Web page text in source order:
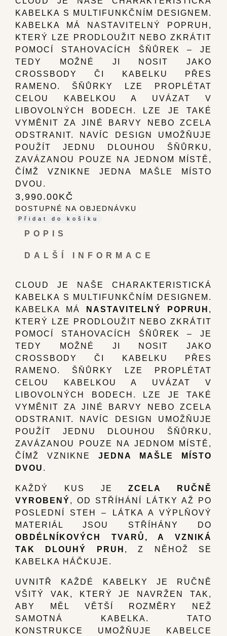
KABELKA S MULTIFUNKČNÍM DESIGNEM.
KABELKA MÁ NASTAVITELNÝ POPRUH,
KTERÝ LZE PRODLOUŽIT NEBO ZKRÁTIT
POMOCÍ STAHOVACÍCH ŠŇŮREK – JE
TEDY MOŽNÉ JI NOSIT JAKO
CROSSBODY ČI KABELKU PŘES
RAMENO. ŠŇŮRKY LZE PROPLÉTAT
CELOU KABELKOU A UVÁZAT V
LIBOVOLNÝCH BODECH. LZE JE TAKÉ
VYMĚNIT ZA JINÉ BARVY NEBO ZCELA
ODSTRANIT. NAVÍC DESIGN UMOŽŇUJE
POUŽÍT JEDNU DLOUHOU ŠŇŮRKU,
ZAVÁZANOU POUZE NA JEDNOM MÍSTĚ,
ČÍMŽ VZNIKNE JEDNA MAŠLE MÍSTO
DVOU.
3,990.00KČ
DOSTUPNÉ NA OBJEDNÁVKU
Přidat do košíku
POPIS
DALŠÍ INFORMACE
CLOUD JE NAŠE CHARAKTERISTICKÁ
KABELKA S MULTIFUNKČNÍM DESIGNEM.
KABELKA MÁ NASTAVITELNÝ POPRUH ,
KTERÝ LZE PRODLOUŽIT NEBO ZKRÁTIT
POMOCÍ STAHOVACÍCH ŠŇŮREK – JE
TEDY MOŽNÉ JI NOSIT JAKO
CROSSBODY ČI KABELKU PŘES
RAMENO. ŠŇŮRKY LZE PROPLÉTAT
CELOU KABELKOU A UVÁZAT V
LIBOVOLNÝCH BODECH. LZE JE TAKÉ
VYMĚNIT ZA JINÉ BARVY NEBO ZCELA
ODSTRANIT. NAVÍC DESIGN UMOŽŇUJE
POUŽÍT JEDNU DLOUHOU ŠŇŮRKU,
ZAVÁZANOU POUZE NA JEDNOM MÍSTĚ,
ČÍMŽ VZNIKNE JEDNA MAŠLE MÍSTO
DVOU .
KAŽDÝ KUS JEZCELA RUČNĚ
VYROBENÝ, OD STŘÍHÁNÍ LÁTKY AŽ PO
POSLEDNÍ STEH – LÁTKA A VÝPLŇOVÝ
MATERIÁL JSOU STŘÍHÁNY DO
OBDÉLNÍKOVÝCH TVARŮ, A VZNIKÁ
TAK DLOUHÝ PRUH , Z NĚHOŽ SE
KABELKA HÁČKUJE.
UVNITŘ KAŽDÉ KABELKY JE RUČNĚ
VŠITÝ VAK, KTERÝ JE NAVRŽEN TAK,
ABY MĚL VĚTŠÍ ROZMĚRY NEŽ
SAMOTNÁ KABELKA. TATO
KONSTRUKCE UMOŽŇUJE KABELCE